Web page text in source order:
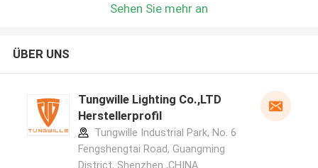
Sehen Sie mehr an
ÜBER UNS
Tungwille Lighting Co.,LTD
Herstellerprofil
Tungwille Industrial Park, No. 6
Fengshengtai Road, Guangming
District, Shenzhen ,CHINA